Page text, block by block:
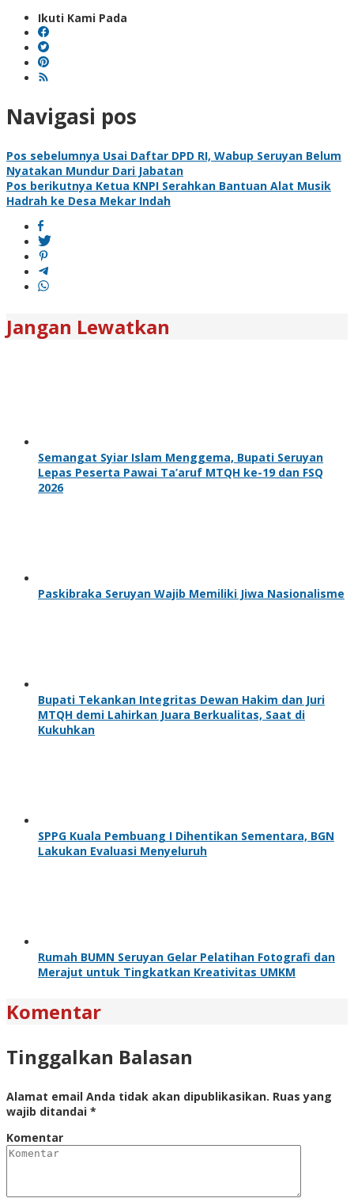
Ikuti Kami Pada
Navigasi pos
Pos sebelumnya Usai Daftar DPD RI, Wabup Seruyan Belum
Nyatakan Mundur Dari Jabatan
Pos berikutnya Ketua KNPI Serahkan Bantuan Alat Musik
Hadrah ke Desa Mekar Indah
Jangan Lewatkan
Semangat Syiar Islam Menggema, Bupati Seruyan
Lepas Peserta Pawai Ta’aruf MTQH ke-19 dan FSQ
2026
Paskibraka Seruyan Wajib Memiliki Jiwa Nasionalisme
Bupati Tekankan Integritas Dewan Hakim dan Juri
MTQH demi Lahirkan Juara Berkualitas, Saat di
Kukuhkan
SPPG Kuala Pembuang I Dihentikan Sementara, BGN
Lakukan Evaluasi Menyeluruh
Rumah BUMN Seruyan Gelar Pelatihan Fotografi dan
Merajut untuk Tingkatkan Kreativitas UMKM
Komentar
Tinggalkan Balasan
Alamat email Anda tidak akan dipublikasikan. Ruas yang
wajib ditandai *
Komentar